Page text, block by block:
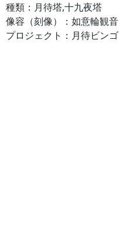
種類：月待塔,十九夜塔
像容（刻像）：如意輪観音
プロジェクト：月待ビンゴ